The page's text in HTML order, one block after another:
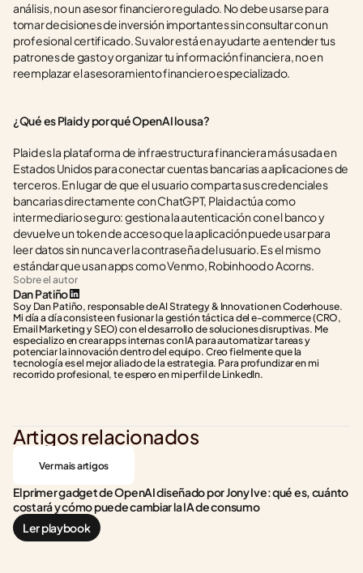
análisis, no un asesor financiero regulado. No debe usarse para
tomar decisiones de inversión importantes sin consultar con un
profesional certificado. Su valor está en ayudarte a entender tus
patrones de gasto y organizar tu información financiera, no en
reemplazar el asesoramiento financiero especializado.
¿Qué es Plaid y por qué OpenAI lo usa?
Plaid es la plataforma de infraestructura financiera más usada en
Estados Unidos para conectar cuentas bancarias a aplicaciones de
terceros. En lugar de que el usuario comparta sus credenciales
bancarias directamente con ChatGPT, Plaid actúa como
intermediario seguro: gestiona la autenticación con el banco y
devuelve un token de acceso que la aplicación puede usar para
leer datos sin nunca ver la contraseña del usuario. Es el mismo
estándar que usan apps como Venmo, Robinhood o Acorns.
Sobre el autor
Dan Patiño
Soy Dan Patiño, responsable de AI Strategy & Innovation en Coderhouse.
Mi día a día consiste en fusionar la gestión táctica del e-commerce (CRO,
Email Marketing y SEO) con el desarrollo de soluciones disruptivas. Me
especializo en crear apps internas con IA para automatizar tareas y
potenciar la innovación dentro del equipo. Creo fielmente que la
tecnología es el mejor aliado de la estrategia. Para profundizar en mi
recorrido profesional, te espero en mi perfil de LinkedIn.
Artigos relacionados
Ver mais artigos
El primer gadget de OpenAI diseñado por Jony Ive: qué es, cuánto
costará y cómo puede cambiar la IA de consumo
Ler playbook